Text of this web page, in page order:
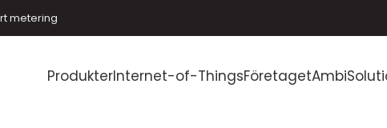
metering
ProdukterInternet-of-ThingsFöretaget